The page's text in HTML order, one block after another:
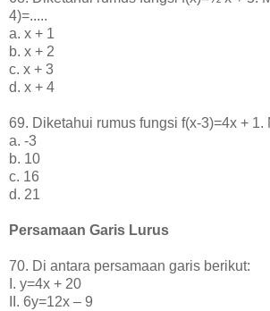
4)=.....
a. x + 1
b. x + 2
c. x + 3
d. x + 4
69. Diketahui rumus fungsi f(x-3)=4x + 1.
a. -3
b. 10
c. 16
d. 21
Persamaan Garis Lurus
70. Di antara persamaan garis berikut:
I. y=4x + 20
II. 6y=12x – 9